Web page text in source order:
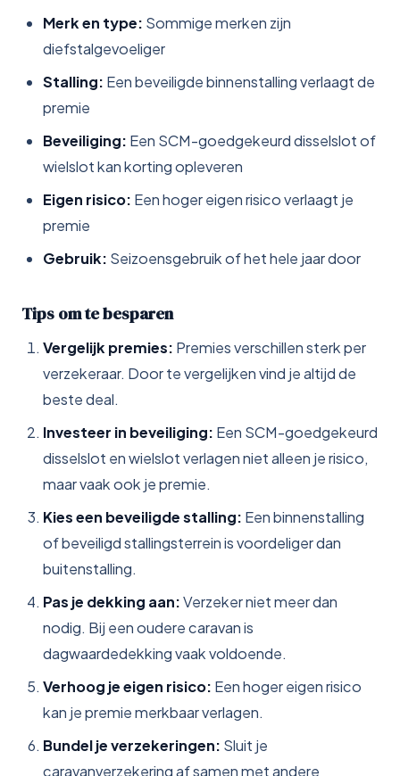
Merk en type: Sommige merken zijn
diefstalgevoeliger
Stalling: Een beveiligde binnenstalling verlaagt de
premie
Beveiliging: Een SCM-goedgekeurd disselslot of
wielslot kan korting opleveren
Eigen risico: Een hoger eigen risico verlaagt je
premie
Gebruik: Seizoensgebruik of het hele jaar door
Tips om te besparen
Vergelijk premies: Premies verschillen sterk per
verzekeraar. Door te vergelijken vind je altijd de
beste deal.
Investeer in beveiliging: Een SCM-goedgekeurd
disselslot en wielslot verlagen niet alleen je risico,
maar vaak ook je premie.
Kies een beveiligde stalling: Een binnenstalling
of beveiligd stallingsterrein is voordeliger dan
buitenstalling.
Pas je dekking aan:Verzeker niet meer dan
nodig. Bij een oudere caravan is
dagwaardedekking vaak voldoende.
Verhoog je eigen risico: Een hoger eigen risico
kan je premie merkbaar verlagen.
Bundel je verzekeringen: Sluit je
caravanverzekering af samen met andere